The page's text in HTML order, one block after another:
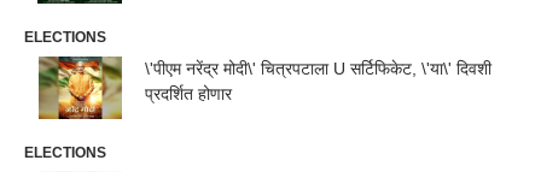
ELECTIONS
\'पीएम नरेंद्र मोदी\' चित्रपटाला U सर्टिफिकेट, \'या\' दिवशी
प्रदर्शित होणार
ELECTIONS